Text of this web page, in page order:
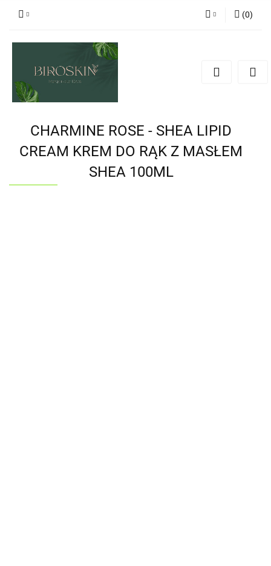
(0)
CHARMINE ROSE - SHEA LIPID
CREAM KREM DO RĄK Z MASŁEM
SHEA 100ML